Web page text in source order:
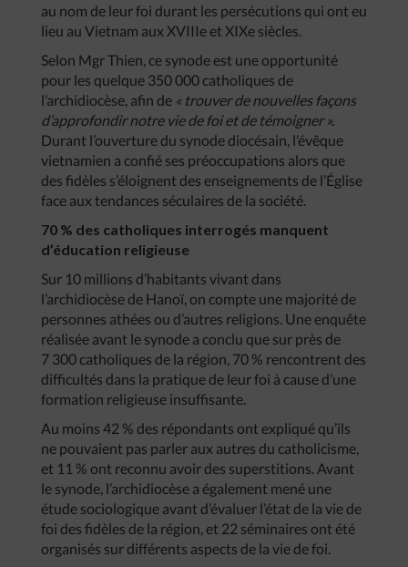
au nom de leur foi durant les persécutions qui ont eu
lieu au Vietnam aux XVIIIe et XIXe siècles.
Selon Mgr Thien, ce synode est une opportunité
pour les quelque 350 000 catholiques de
l’archidiocèse, afin de « trouver de nouvelles façons
d’approfondir notre vie de foi et de témoigner ».
Durant l’ouverture du synode diocésain, l’évêque
vietnamien a confié ses préoccupations alors que
des fidèles s’éloignent des enseignements de l’Église
face aux tendances séculaires de la société.
70 % des catholiques interrogés manquent
d’éducation religieuse
Sur 10 millions d’habitants vivant dans
l’archidiocèse de Hanoï, on compte une majorité de
personnes athées ou d’autres religions. Une enquête
réalisée avant le synode a conclu que sur près de
7 300 catholiques de la région, 70 % rencontrent des
difficultés dans la pratique de leur foi à cause d’une
formation religieuse insuffisante.
Au moins 42 % des répondants ont expliqué qu’ils
ne pouvaient pas parler aux autres du catholicisme,
et 11 % ont reconnu avoir des superstitions. Avant
le synode, l’archidiocèse a également mené une
étude sociologique avant d’évaluer l’état de la vie de
foi des fidèles de la région, et 22 séminaires ont été
organisés sur différents aspects de la vie de foi.